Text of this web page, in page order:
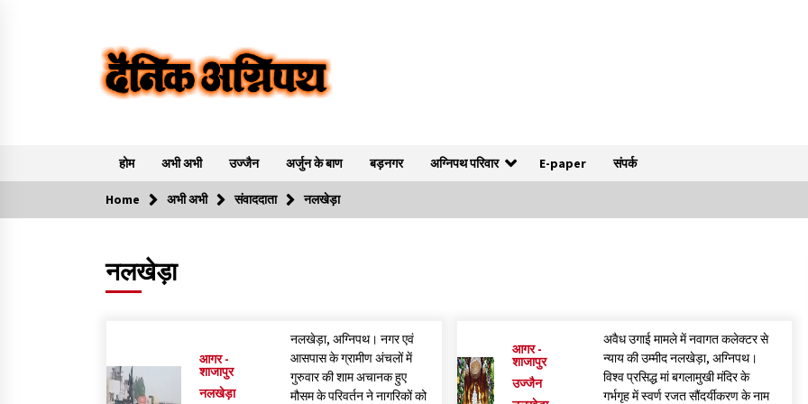
Dainik Agnipath..
होम अभी अभी उज्जैन अर्जुन के बाण बड़नगर अग्निपथ परिवार E-paper संपर्क
ट्रेंडिंग
बहू दिलाने के नाम पर 1.40 लाख की ठगी, दो माह से फरार
शातिर ठग गिरफ्तार
2 days ago
Home अभी अभी संवाददाता नलखेड़ा
नलखेड़ा
आगर -
शाजापुर
नलखेड़ा
नलखेड़ा, अग्निपथ। नगर एवं
आसपास के ग्रामीण अंचलों में
गुरुवार की शाम अचानक हुए
मौसम के परिवर्तन ने नागरिकों को
आगर -
शाजापुर
उज्जैन
अवैध उगाई मामले में नवागत कलेक्टर से
न्याय की उम्मीद नलखेड़ा, अग्निपथ।
विश्व प्रसिद्ध मां बगलामुखी मंदिर के
गर्भगृह में स्वर्ण रजत सौंदर्यीकरण के नाम